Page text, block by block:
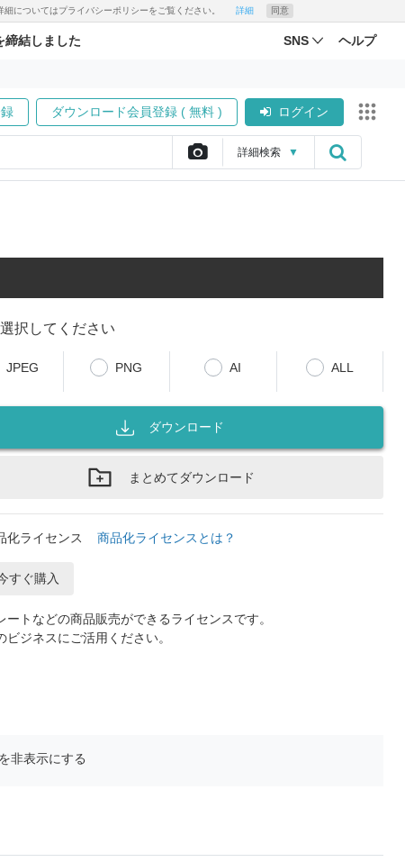
についてはプライバシーポリシーをご覧ください。 詳細 同意
締結しました SNS ヘルプ
ダウンロード会員登録 ( 無料 ) ログイン
詳細検索 ▼
択してください
JPEG PNG AI ALL
ダウンロード
まとめてダウンロード
化ライセンス 商品化ライセンスとは？
すぐ購入
ートなどの商品販売ができるライセンスです。
ビジネスにご活用ください。
非表示にする